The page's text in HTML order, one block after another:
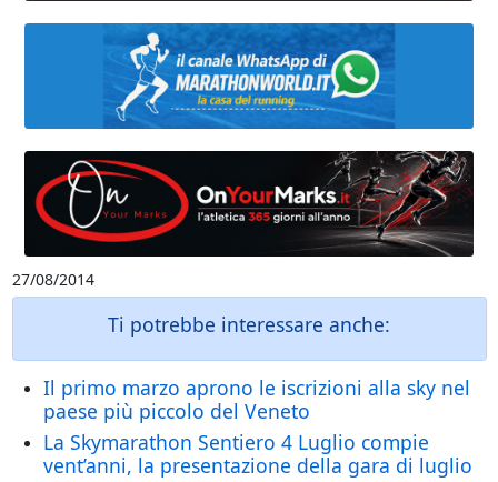
27/08/2014
Ti potrebbe interessare anche:
Il primo marzo aprono le iscrizioni alla sky nel
paese più piccolo del Veneto
La Skymarathon Sentiero 4 Luglio compie
vent’anni, la presentazione della gara di luglio